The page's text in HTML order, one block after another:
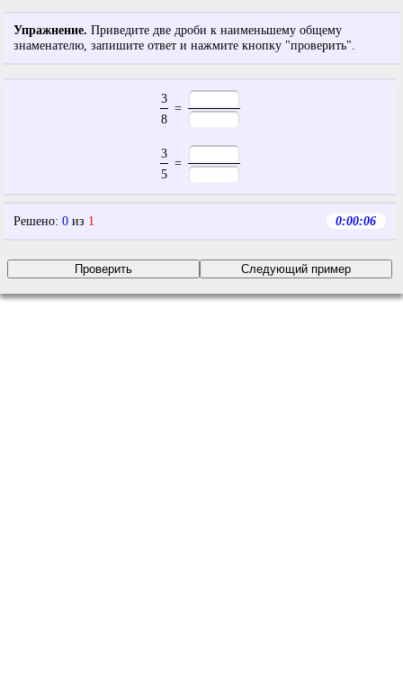
Упражнение. Приведите две дроби к наименьшему общему
знаменателю, запишите ответ и нажмите кнопку "проверить".
3
=
8
3
=
5
Решено: 0из 1 0:00:06